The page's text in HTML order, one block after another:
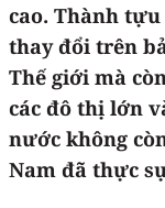
cao. Thành
thay đổi trên
Thế giới mà
các đô thị lớn
nước không
Nam đã thực